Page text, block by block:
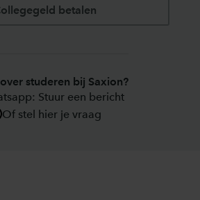
betalen
studeren bij Saxion?
Stuur een bericht
Of stel hier je vraag